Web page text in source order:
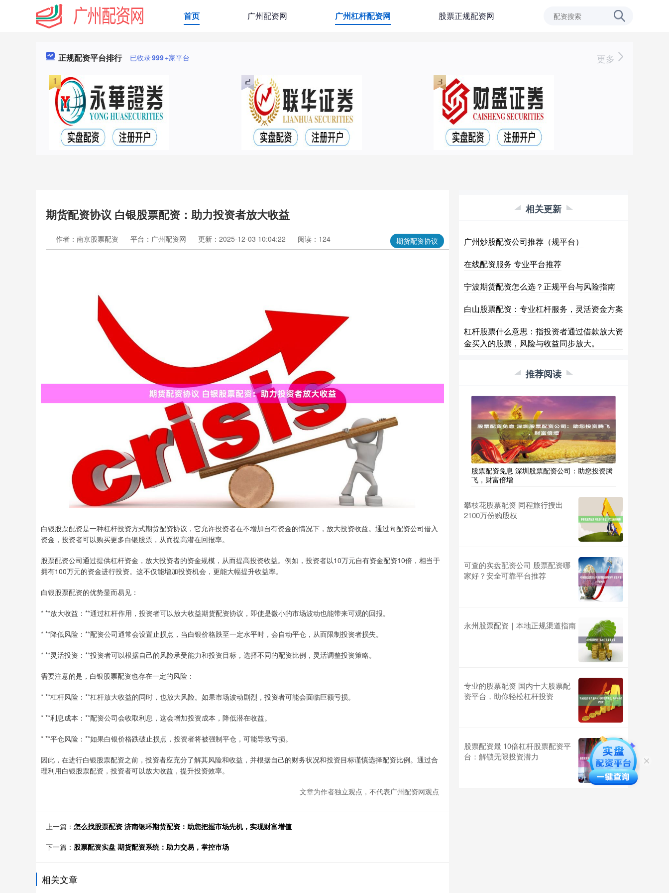
首页 广州配资网 广州杠杆配资网 股票正规配资网
正规配资平台排行 已收录999+家平台 更多
期货配资协议 白银股票配资：助力投资者放大收益
期货配资协议
作者：南京股票配资 平台：广州配资网 更新：2025-12-03 10:04:22 阅读：124
白银股票配资是一种杠杆投资方式期货配资协议，它允许投资者在不增加自有资金的情况下，放大投资收益。通过向配资公司借入
资金，投资者可以购买更多白银股票，从而提高潜在回报率。
股票配资公司通过提供杠杆资金，放大投资者的资金规模，从而提高投资收益。例如，投资者以10万元自有资金配资10倍，相当于
拥有100万元的资金进行投资。这不仅能增加投资机会，更能大幅提升收益率。
白银股票配资的优势显而易见：
* **放大收益：**通过杠杆作用，投资者可以放大收益期货配资协议，即使是微小的市场波动也能带来可观的回报。
* **降低风险：**配资公司通常会设置止损点，当白银价格跌至一定水平时，会自动平仓，从而限制投资者损失。
* **灵活投资：**投资者可以根据自己的风险承受能力和投资目标，选择不同的配资比例，灵活调整投资策略。
需要注意的是，白银股票配资也存在一定的风险：
* **杠杆风险：**杠杆放大收益的同时，也放大风险。如果市场波动剧烈，投资者可能会面临巨额亏损。
* **利息成本：**配资公司会收取利息，这会增加投资成本，降低潜在收益。
* **平仓风险：**如果白银价格跌破止损点，投资者将被强制平仓，可能导致亏损。
因此，在进行白银股票配资之前，投资者应充分了解其风险和收益，并根据自己的财务状况和投资目标谨慎选择配资比例。通过合
理利用白银股票配资，投资者可以放大收益，提升投资效率。
文章为作者独立观点，不代表广州配资网观点
上一篇： 怎么找股票配资 济南银环期货配资：助您把握市场先机，实现财富增值
下一篇： 股票配资实盘 期货配资系统：助力交易，掌控市场
相关文章
相关更新
广州炒股配资公司推荐（规平台）
在线配资服务 专业平台推荐
宁波期货配资怎么选？正规平台与风险指南
白山股票配资：专业杠杆服务，灵活资金方案
杠杆股票什么意思：指投资者通过借款放大资
金买入的股票，风险与收益同步放大。
推荐阅读
股票配资免息 深圳股票配资公司：助您投资腾
飞，财富倍增
攀枝花股票配资 同程旅行授出
2100万份购股权
可查的实盘配资公司 股票配资哪
家好？安全可靠平台推荐
永州股票配资｜本地正规渠道指南
专业的股票配资 国内十大股票配
资平台，助你轻松杠杆投资
股票配资最 10倍杠杆股票配资平
台：解锁无限投资潜力